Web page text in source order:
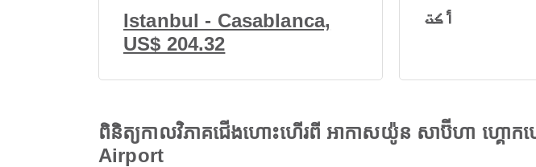
Istanbul - Casablanca,
US$ 204.32
أكت
ពិនិត្យកាលវិភាគជើងហោះហើរពី អាកាសយ៉ូន សាប៊ីហា ហ្គោ
Airport